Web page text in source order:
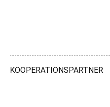
KOOPERATIONSPARTNER